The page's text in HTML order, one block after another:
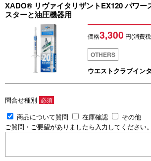
ХАDО® リヴァイタリザントEX120 パワー
スターと油圧機器用
価格3,300 円(消費
OTHERS
ウエストクラブイン
問合せ種別 必須
商品について質問 在庫確認
その他
ご質問・ご要望がありましたら入力してください。